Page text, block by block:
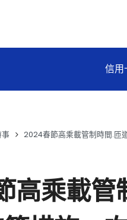
信用
事 2024春節高乘載管制時間.匝
高乘載管